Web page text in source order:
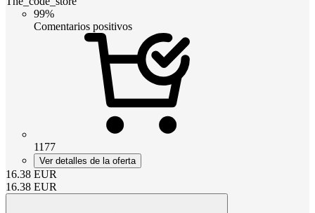
99%
Comentarios positivos
1177
Ver detalles de la oferta
16.38 EUR
16.38 EUR